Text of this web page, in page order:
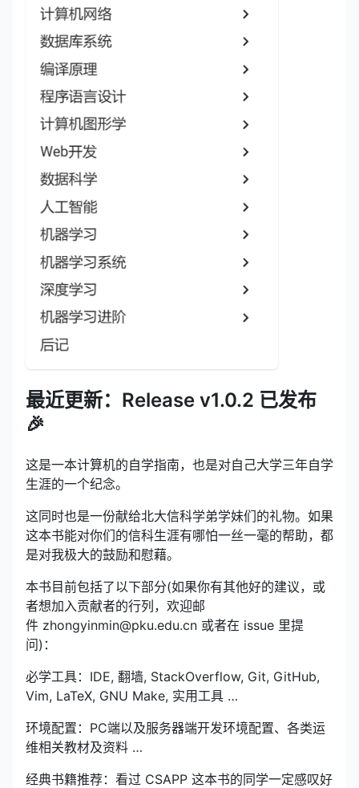
最近更新：Release v1.0.2 已发布
🎉
这是一本计算机的自学指南，也是对自己大学三年自学
生涯的一个纪念。
这同时也是一份献给北大信科学弟学妹们的礼物。如果
这本书能对你们的信科生涯有哪怕一丝一毫的帮助，都
是对我极大的鼓励和慰藉。
本书目前包括了以下部分(如果你有其他好的建议，或
者想加入贡献者的行列，欢迎邮
件 zhongyinmin@pku.edu.cn 或者在 issue 里提
问)：
必学工具：IDE, 翻墙, StackOverflow, Git, GitHub,
Vim, LaTeX, GNU Make, 实用工具 …
环境配置：PC端以及服务器端开发环境配置、各类运
维相关教材及资料 …
经典书籍推荐：看过 CSAPP 这本书的同学一定感叹好